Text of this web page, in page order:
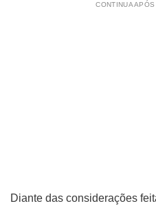
CONTINUA
Diante das considerações